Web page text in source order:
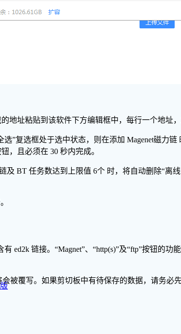
地址粘贴到该软件下方编辑框中，每行一个地址，
”复选框处于选中状态，则在添加 Magenet磁力链
，且必须在 30 秒内完成。
及 BT 任务数达到上限值 6个 时，将自动删除“离
ed2k 链接。“Magnet”、“http(s)”及“ftp”按钮的功
被覆写。如果剪切板中有待保存的数据，请务必